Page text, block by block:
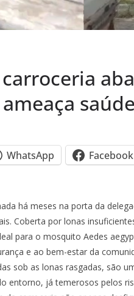
WhatsApp Facebook
há meses na porta da
Coberta por lonas
para o mosquito Aedes
e ao bem-estar da
sob as lonas rasgadas, são
entorno, já temerosos pelos